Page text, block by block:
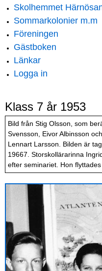
Skolhemmet
Sommarkolonier m.m
Föreningen
Gästboken
Länkar
Logga in
Klass 7 år 1953
Bild från Stig Olsson, som
Svensson, Eivor Albinsson
Lennart Larsson. Bilden är
19667. Storskollärarinna
efter seminariet. Hon